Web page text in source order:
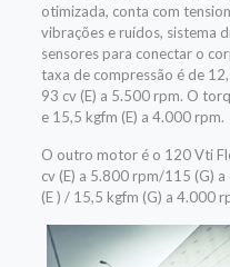
otimizada, conta com
vibrações e ruídos, sistema
sensores para conectar o
taxa de compressão é de
93 cv (E) a 5.500 rpm. O
e 15,5 kgfm (E) a 4.000 rpm.
O outro motor é o 120 Vti
cv (E) a 5.800 rpm/115 (G)
(E ) / 15,5 kgfm (G) a 4.000